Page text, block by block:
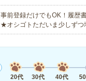
前登録だけでもOK！履歴
オシゴトただいま少しず
20代
30代 40代